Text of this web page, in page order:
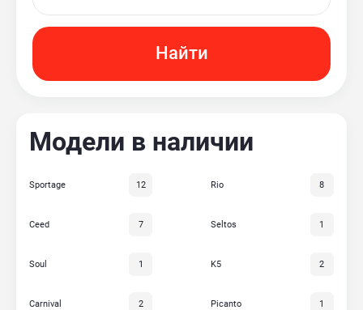
Найти
Модели в наличии
Sportage 12 Rio 8
Ceed 7 Seltos 1
Soul 1 K5 2
Carnival 2 Picanto 1